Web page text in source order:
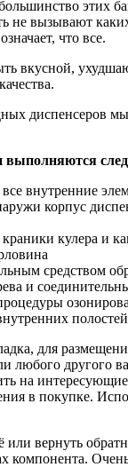
этих
не вызывают
что все.
вкусной,
диспенсеров
выполняются
внутренние
корпус
кулера и
средством
и
для
любого другого
на
в покупке.
или вернуть
компонента.